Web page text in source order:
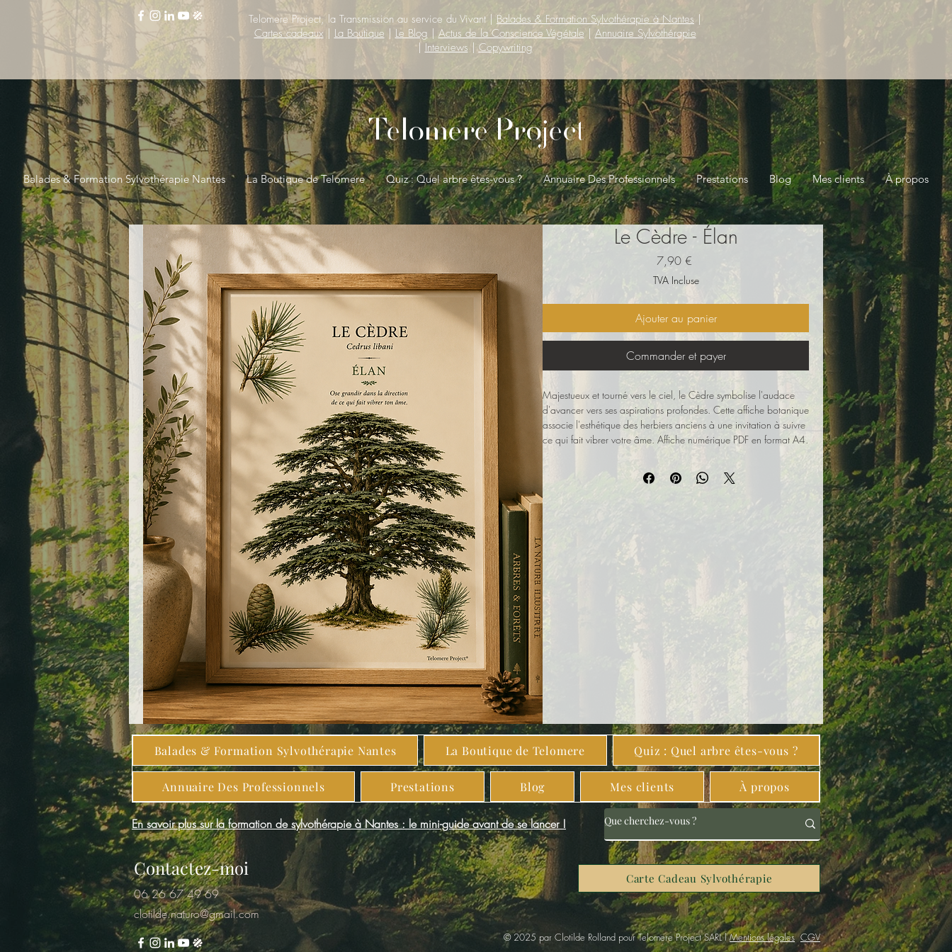
Telomere Project, la Transmission au service du Vivant | Balades & Formation Sylvothérapie à Nantes
Cartes cadeaux
La Boutique Le Blog Actus de la Conscience Végétale
Annuaire Sylvothérapie
Interviews |Copywriting
Telomere Project
Balades & Formation Sylvothérapie Nantes La Boutique de Telomere Quiz : Quel arbre êtes-vous ? Annuaire Des Professionnels Prestations Blog Mes clients À propos
Le Cèdre - Élan
7,90 €Prix
TVA Incluse
Ajouter au panier
Commander et payer
Majestueux et tourné vers le ciel, le Cèdre symbolise l'audace
d'avancer vers ses aspirations profondes. Cette affiche botanique
associe l'esthétique des herbiers anciens à une invitation à suivre
ce qui fait vibrer votre âme. Affiche numérique PDF en format A4.
Balades & Formation Sylvothérapie Nantes La Boutique de Telomere Quiz : Quel arbre êtes-vous ?
Annuaire Des Professionnels Prestations Blog Mes clients À propos
En savoir plus sur la formation de sylvothérapie à Nantes : le mini-guide avant de se lancer !
Contactez-moi
06 26 67 49 69
clotilde.naturo@gmail.com
Carte Cadeau Sylvothérapie
© 2025 par Clotilde Rolland pour Telomere Project SARL lMentions légales CGV